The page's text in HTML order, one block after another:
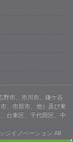
野市、市川市、鎌ケ谷
、市原市、他）及び東
台東区、千代田区、中
ジイノベーション All